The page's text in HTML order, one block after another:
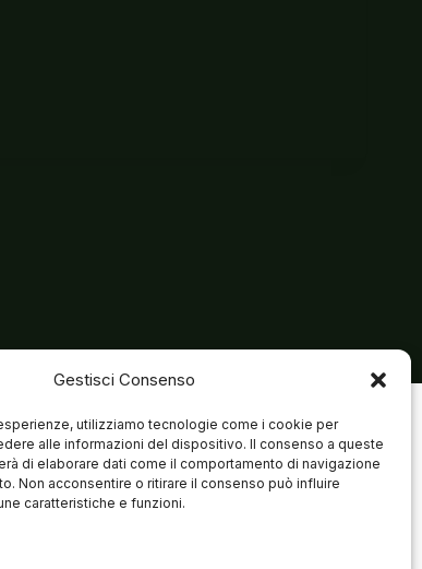
Gestisci Consenso
utilizziamo tecnologie come i cookie per
alle informazioni del dispositivo. Il consenso a queste
di elaborare dati come il comportamento di navigazione
Non acconsentire o ritirare il consenso può influire
caratteristiche e funzioni.